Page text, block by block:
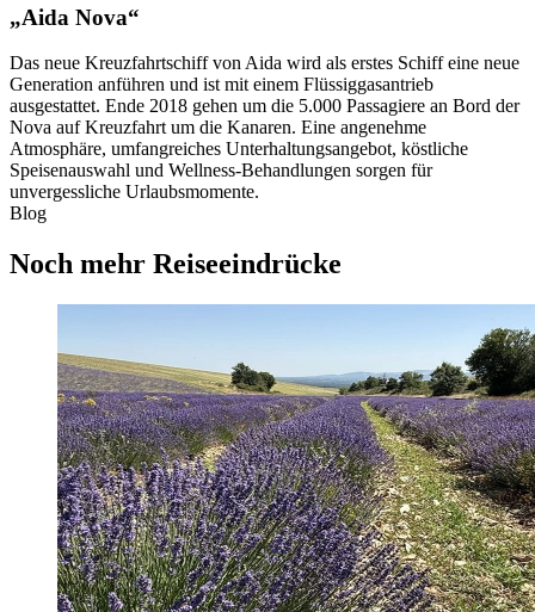
„Aida Nova“
Das neue Kreuzfahrtschiff von Aida wird als erstes Schiff eine neue
Generation anführen und ist mit einem Flüssiggasantrieb
ausgestattet. Ende 2018 gehen um die 5.000 Passagiere an Bord der
Nova auf Kreuzfahrt um die Kanaren. Eine angenehme
Atmosphäre, umfangreiches Unterhaltungsangebot, köstliche
Speisenauswahl und Wellness-Behandlungen sorgen für
unvergessliche Urlaubsmomente.
Blog
Noch mehr Reiseeindrücke